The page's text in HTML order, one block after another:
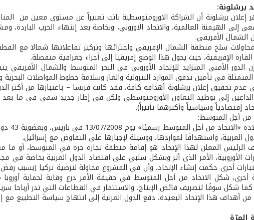
برشلونة:
إعلان برشلونة أن الشراكة الاورومتوسطية باتت تعبيراً عن مستوى معين من
إلى الهيمنة العالمية، والاتحاد الاوروبي، وبخاصة بعد إنتهاء الحرب الباردة،
الأفريقي.
سلخ منطقة الشمال الإفريقي واجتزائها وتركيز تفاعلاتها شمالا مع
الإفريقية، حيث يحول هذا الوضع إفريقيا إلى أجزاء جغرافية منفصلة.
الدور الأمني المتزايد للإتحاد الأوروبي في البحر المتوسط والشمال الأفريقي
في تأمين تدفق الموارد البترولية والغاز وسلامة خطوط المواصلات
عدم تحقيق إعلان برشلونة أهدافه كافة، فقد كانت فرنسا – باعتبارها من أكثر
إلى توطيد التعاون الأورومتوسطي ولكن في إطار جديد سمي في ما بعد
إقتصادياً وسياسياً وأكثرهما تأثيراً).
من أجل المتوسط:
العربية، واستهدافًا لمواردها، ووسيلة لإجبارها على التفاوض مع إسرائيل.
الرئيس المعلن لهذا الإتحاد هو إقامة منطقة تجارة حرة في المتوسط، أو ما
الأوروبية، الأمر الذي أثر وبشكل سلبي على اقتصاد الدول العربية بخاصة في
أخرى حكمت إنشاء الإتحاد، وأن في المشروع محاولة لترضية تركيا (بسبب
شكل الاتحاد من أجل المتوسط في حقيقة الأمر درع وقاية لحماية
كما شكل سوقًا لتصريف فائض الإنتاج، والاستثمار في القطاعات التي تدر أرباحا
أهداف هذا الإتحاد البعيدة، دفع الدول العربية إلى انتهاج سياسة التطبيع